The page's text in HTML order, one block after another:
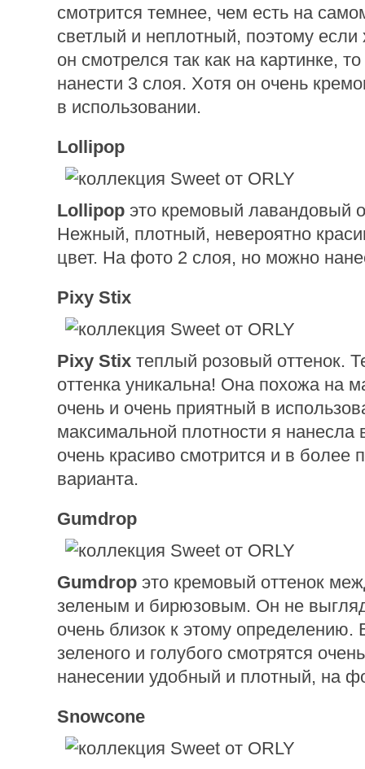
смотрится темнее, чем есть на
светлый и неплотный, поэтому если
он смотрелся так как на картинке,
нанести 3 слоя. Хотя он очень
в использовании.
Lollipop
Lollipop это кремовый лавандовый
Нежный, плотный, невероятно
цвет. На фото 2 слоя, но можно
Pixy Stix
Pixy Stix теплый розовый оттенок.
оттенка уникальна! Она похожа на
очень и очень приятный в
максимальной плотности я нанесла
очень красиво смотрится и в более
варианта.
Gumdrop
Gumdrop это кремовый оттенок
зеленым и бирюзовым. Он не
очень близок к этому определению.
зеленого и голубого смотрятся
нанесении удобный и плотный, на
Snowcone